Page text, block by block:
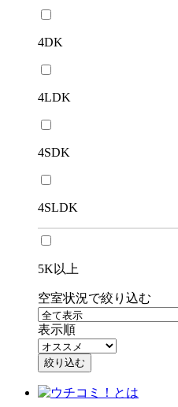
4DK
4LDK
4SDK
4SLDK
5K以上
空室状況で絞り込む
表示順
絞り込む